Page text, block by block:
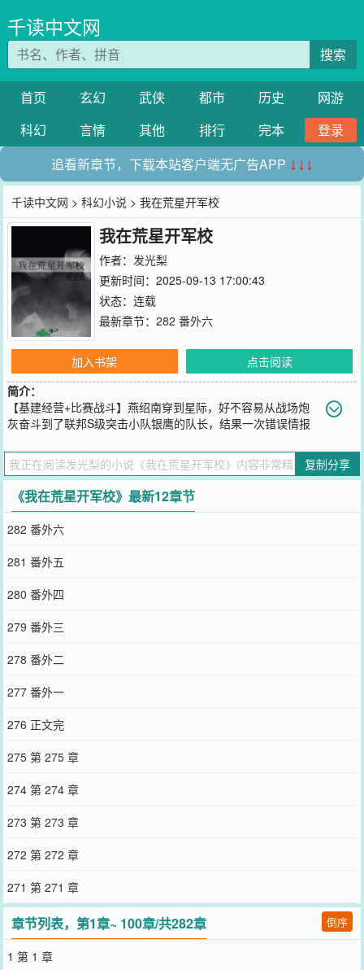
千读中文网
搜索
首页 玄幻 武侠 都市 历史
网游
科幻
言情 其他 排行 完本
登录
追看新章节，下载本站客户端无广告APP ↓↓↓
千读中文网 >科幻小说 > 我在荒星开军校
我在荒星开军校
作者： 发光梨
更新时间：2025-09-13 17:00:43
状态：连载
最新章节： 282 番外六
加入书架
点击阅读
简介：
【基建经营+比赛战斗】燕绍南穿到星际，好不容易从战场炮
灰奋斗到了联邦S级突击小队银鹰的队长，结果一次错误情报
人扔到了一颗环境恶劣的荒星，而一个奇怪的声音在她的脑海中响起
——[滴！军校建设系统正在绑定中，本系统将辅助您建设出星际最强
军校！]荒星建军校？这确定不是在开玩笑？这破地真的有人来吗？但
系统给出了燕绍南难以拒绝的奖励，她也只好硬着头皮上了。于是，
建学校，找老师，招学生，627军校横空出世！一开始，军校生们听
说627军校所在的星球是一颗边远星系的荒星时还在嘲笑这是哪里冒
出来的野鸡学校，这校长不会是搞诈骗的吧？后来，军校联赛上627
军校一鸣惊人，他们有着钢铁般的意志和超强的战斗力，其他军校的
学生惊呆了——等等，他们队伍最前面的那个领队不是体质精神力双
C被所有军校拒绝的XX吗？和她说话的那个不是首都星有名的傻白甜
大小姐吗？还有那个据说因为叛逆而离开首都星的废柴居然也是去了
627？为什么他们变得这么厉害？627是有什么魔法吗？报名表和转学
申请如雪花般涌入627军校，军校生们纷纷表示给个机会吧！他们也
想变强！627的人一脸沉痛：你们根本不知道我们到底经历了什么，
校长是狗！————————————————————阅读指南：
①主线是建设经营发展学校，是一篇校长视角的星际军校文，学生戏
份有点多，男主偏背景板。②分单兵、舰船、指挥三系，除了机甲以
外还有战机、战舰和动力装甲，有地面作战也有太空战。③非硬科
幻，有很多不科学情节，金手指很大，相关专业慎看。④更新不太稳
定，收尾中，目前进度是最后一卷，完结时间未知。⑤修过很多次文
了，以最新修改版为准。-预收文案《异世界开店之旅》陶奇意外绑定
了商店经营系统，前往不同世界经营各式各样的店铺。店铺1：开在无
限流副本中的克系小吃店玩家们惊愕地发现原本凶神恶煞的鬼怪们竟
老老实实地在一家古怪的小吃店门口排队等叫号。店里传来副本大
boss的催促声：“老板，我的铁板触手还没好啊！”陶奇：“来了！来
了！本店上了新品大眼珠子奶茶，要不要尝尝，我给你打个折！”店铺
2：开在星际世界的鬼屋首都星新开了一家鬼屋，吸引了不少喜欢刺激
的年轻人。顾客出来以后惊魂未定：“老板从哪里找来的员工，演技这
么好！刚刚差点以为要真没命了！”陶奇表示鬼屋怎么能没有真鬼呢？
店铺3：开在修真世界的网吧《惊！元婴大佬沉迷游戏无心修炼是人性
的扭曲还是道德的沦丧？》修真界人士在一家诡异的店铺里发现了一
种比心魔更加可怕的东西，在数次想要戒网瘾失败以后，他们发现游
复制分享
《我在荒星开军校》最新12章节
282 番外六
281 番外五
280 番外四
279 番外三
278 番外二
277 番外一
276 正文完
275 第 275 章
274 第 274 章
273 第 273 章
272 第 272 章
271 第 271 章
章节列表，第1章~ 100章/共282章 倒序
1 第 1 章